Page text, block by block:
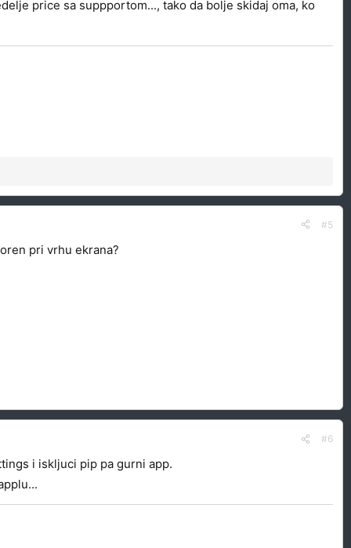
price sa suppportom..., tako da bolje skidaj oma, ko
#5
pri vrhu ekrana?
#6
i iskljuci pip pa gurni app.